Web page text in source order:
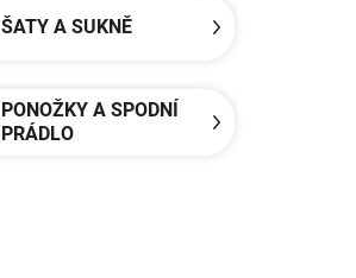
ŠATY A SUKNĚ
PONOŽKY A SPODNÍ
PRÁDLO